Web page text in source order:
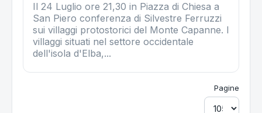
Il 24 Luglio ore 21,30 in Piazza di Chiesa a
San Piero conferenza di Silvestre Ferruzzi
sui villaggi protostorici del Monte Capanne. I
villaggi situati nel settore occidentale
dell'isola d'Elba,...
Pagine